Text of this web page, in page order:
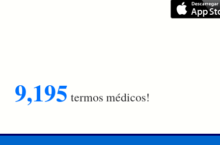
9,195 termos médicos!